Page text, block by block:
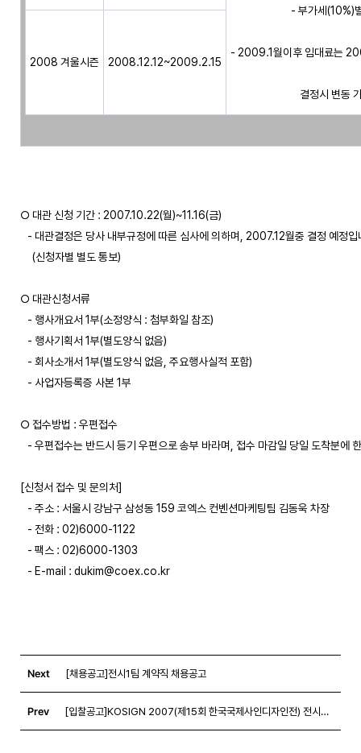
- 부가세(10%)
- 2009.1월이후 임대료는
2008 겨울시즌 2008.12.12~2009.2.15
○ 대관 신청 기간 : 2007.10.22(월)~11.16(금)
- 대관결정은 당사 내부규정에 따른 심사에 의하며, 2007.12월중 결정 예정입
     (신청자별 별도 통보)
○ 대관신청서류
   - 행사개요서 1부(소정양식 : 첨부화일 참조)
   - 행사기획서 1부(별도양식 없음)
   - 회사소개서 1부(별도양식 없음, 주요행사실적 포함)
   - 사업자등록증 사본 1부
○ 접수방법 : 우편접수
- 우편접수는 반드시 등기 우편으로 송부 바라며, 접수 마감일 당일 도착분에
[신청서 접수 및 문의처]
   - 주소 : 서울시 강남구 삼성동 159 코엑스 컨벤션마케팅팀 김동욱 차장
   - 전화 : 02)6000-1122
   - 팩스 : 02)6000-1303
   - E-mail : dukim@coex.co.kr
Next [채용공고]전시1팀 계약직 채용공고
Prev [입찰공고]KOSIGN 2007(제15회 한국국제사인디자인전) 전시장치공사